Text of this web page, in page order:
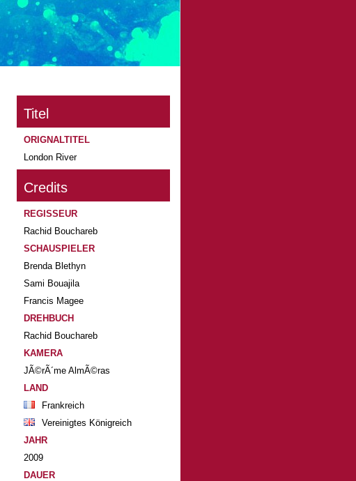
Titel
ORIGNALTITEL
London River
Credits
REGISSEUR
Rachid Bouchareb
SCHAUSPIELER
Brenda Blethyn
Sami Bouajila
Francis Magee
DREHBUCH
Rachid Bouchareb
KAMERA
JÃ©rÃ´me AlmÃ©ras
LAND
Frankreich
Vereinigtes Königreich
JAHR
2009
DAUER